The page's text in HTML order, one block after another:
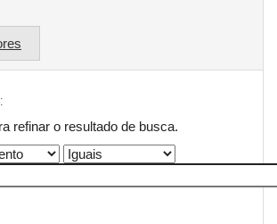
refinar o resultado de busca.